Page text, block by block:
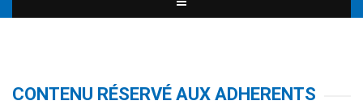
CONTENU RÉSERVÉ AUX ADHERENTS